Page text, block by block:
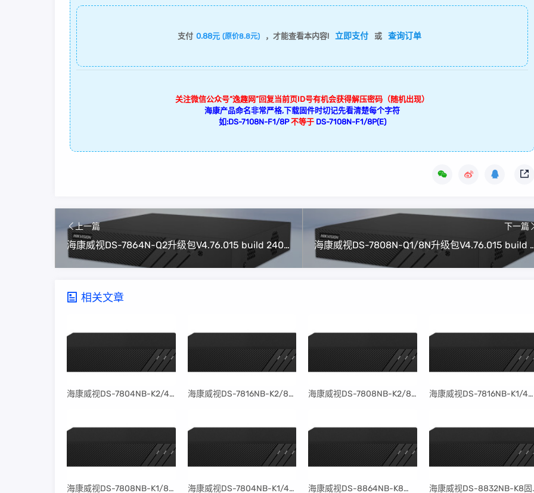
支付 0.88元 (原价8.8元) ，才能查看本内容! 立即支付 或 查询订单
关注微信公众号“逸趣网”回复当前页ID号有机会获得解压密码（随机出现）
海康产品命名非常严格,下载固件时切记先看清楚每个字符
如:DS-7108N-F1/8P 不等于 DS-7108N-F1/8P(E)
上一篇
海康威视DS-7864N-Q2升级包V4.76.015 build 240125（可解绑萤石云）
下一篇
海康威视DS-7808N-Q1/8N
相关文章
​海康威视DS-7804NB-K2/4P固件升级包V4.30.097build240401 ​海康威视DS-7816NB-K2/8P固件升级包V4.30.097build240401 ​海康威视DS-7808NB-K2/8P固件升级包V4.30.097build240401 ​海康威视DS-7816NB-K1/4P固件升级包V4.30.097build240401
​海康威视DS-7808NB-K1/8P固件升级包V4.30.097build240401 ​海康威视DS-7804NB-K1/4P固件升级包V4.30.097build240401 ​海康威视DS-8864NB-K8固件升级包V4.30.097build240401 海康威视